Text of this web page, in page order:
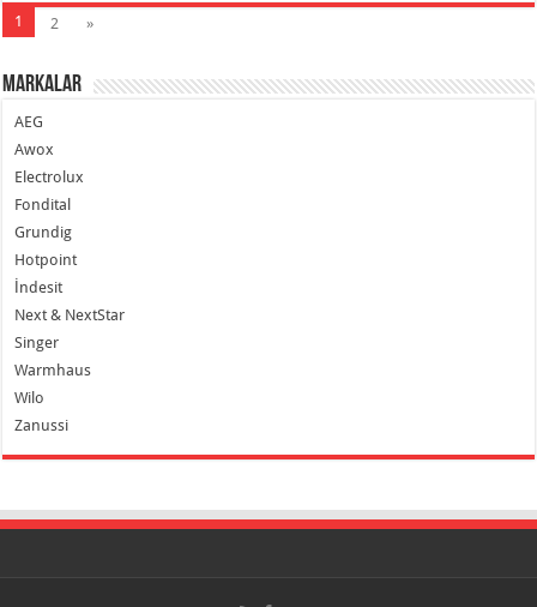
1 2 »
Markalar
AEG
Awox
Electrolux
Fondital
Grundig
Hotpoint
İndesit
Next & NextStar
Singer
Warmhaus
Wilo
Zanussi